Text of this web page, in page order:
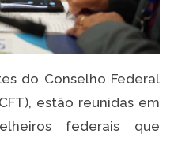
do Conselho Federal
estão reunidas em
federais que